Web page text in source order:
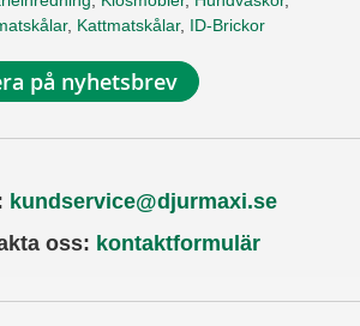
, Kattmatskålar, ID-Brickor
på nyhetsbrev
kundservice@djurmaxi.se
oss: kontaktformulär